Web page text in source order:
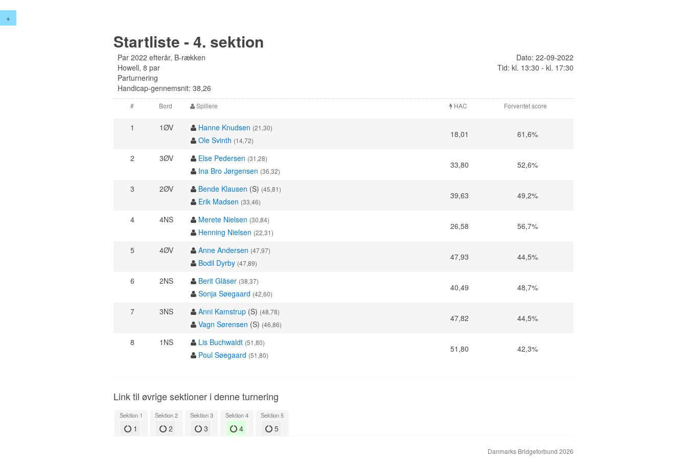
+
Startliste - 4. sektion
Par 2022 efterår, B-rækken
Howell, 8 par
Parturnering
Handicap-gennemsnit: 38,26
Dato: 22-09-2022
Tid: kl. 13:30 - kl. 17:30
# Bord Spillere HAC Forventet score
1 1ØV Hanne Knudsen (21,30)
Ole Svinth (14,72)
18,01 61,6%
2 3ØV Else Pedersen (31,28)
Ina Bro Jørgensen (36,32)
33,80 52,6%
3 2ØV Bende Klausen (S) (45,81)
Erik Madsen (33,46)
39,63 49,2%
4 4NS Merete Nielsen (30,84)
Henning Nielsen (22,31)
26,58 56,7%
5 4ØV Anne Andersen (47,97)
Bodil Dyrby (47,89)
47,93 44,5%
6 2NS Berit Gläser (38,37)
Sonja Søegaard (42,60)
40,49 48,7%
7 3NS Anni Kamstrup (S) (48,78)
Vagn Sørensen (S) (46,86)
47,82 44,5%
8 1NS Lis Buchwaldt (51,80)
Poul Søegaard (51,80)
51,80 42,3%
Link til øvrige sektioner i denne turnering
Sektion 1
1
Sektion 2
2
Sektion 3
3
Sektion 4
4
Sektion 5
5
Danmarks Bridgeforbund 2026